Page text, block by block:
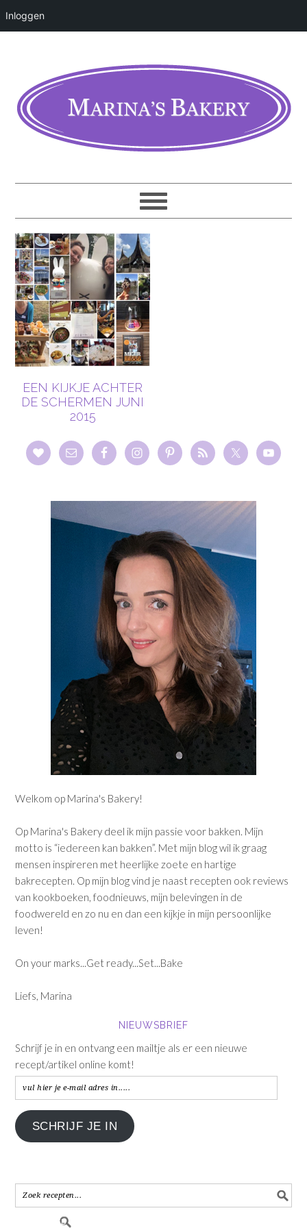
Inloggen
EEN KIJKJE ACHTER
DE SCHERMEN JUNI
2015
Welkom op Marina's Bakery!
Op Marina's Bakery deel ik mijn passie voor bakken. Mijn
motto is “iedereen kan bakken”. Met mijn blog wil ik graag
mensen inspireren met heerlijke zoete en hartige
bakrecepten. Op mijn blog vind je naast recepten ook reviews
van kookboeken, foodnieuws, mijn belevingen in de
foodwereld en zo nu en dan een kijkje in mijn persoonlijke
leven!
On your marks...Get ready...Set...Bake
Liefs, Marina
NIEUWSBRIEF
Schrijf je in en ontvang een mailtje als er een nieuwe
recept/artikel online komt!
vul
hier
je
e-
in.....
SCHRIJF JE IN